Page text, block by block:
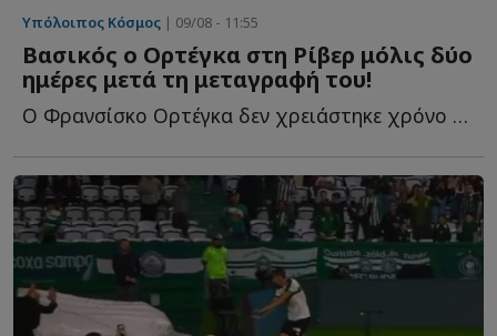
Υπόλοιπος Κόσμος | 09/08 - 11:55
Βασικός ο Ορτέγκα στη Ρίβερ μόλις δύο
ημέρες μετά τη μεταγραφή του!
Ο Φρανσίσκο Ορτέγκα δεν χρειάστηκε χρόνο προσαρμογής σ...